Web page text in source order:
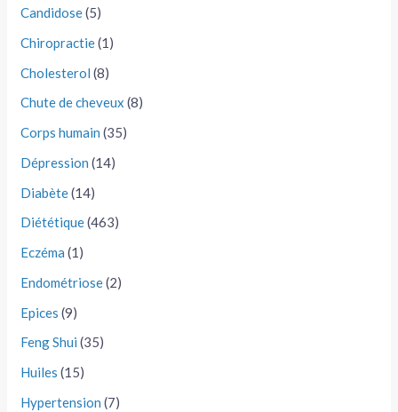
Candidose(5)
Chiropractie(1)
Cholesterol (8)
Chute de cheveux (8)
Corps humain (35)
Dépression (14)
Diabète(14)
Diététique(463)
Eczéma (1)
Endométriose(2)
Epices (9)
Feng Shui (35)
Huiles (15)
Hypertension (7)